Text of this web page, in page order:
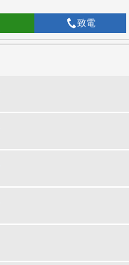
致電